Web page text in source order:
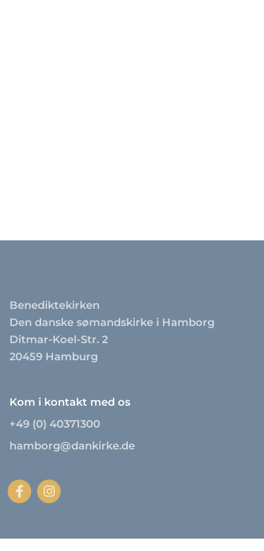
Benediktekirken
Den danske sømandskirke i Hamborg
Ditmar-Koel-Str. 2
20459 Hamburg
Kom i kontakt med os
+49 (0) 40371300
hamborg@dankirke.de